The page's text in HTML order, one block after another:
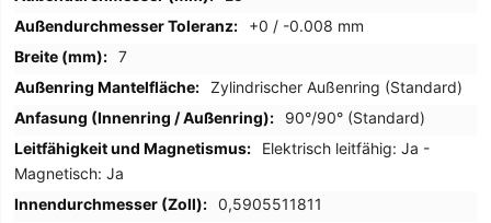
+0 / -0.008 mm
7
Zylindrischer Außenring (Standard)
90°/90° (Standard)
Elektrisch leitfähig: Ja -
Magnetisch: Ja
0,5905511811